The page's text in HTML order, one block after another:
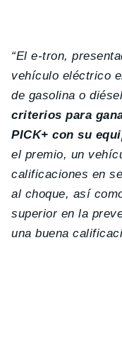
“El e-tron,
vehículo eléctrico
de gasolina o
criterios para
PICK+ con su
el premio, un
calificaciones en
al choque, así
superior en la
una buena